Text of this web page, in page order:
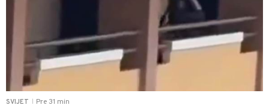
SVIJET Pre 31 min